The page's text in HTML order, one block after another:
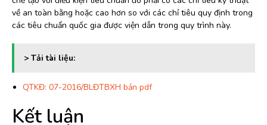
về an toàn bằng hoặc cao hơn so với các chỉ tiêu quy định trong
các tiêu chuẩn quốc gia được viện dẫn trong quy trình này.
> Tải tài liệu:
QTKĐ: 07-2016/BLĐTBXH bản pdf
Kết luận